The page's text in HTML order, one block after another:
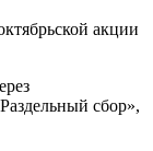
сбор»,